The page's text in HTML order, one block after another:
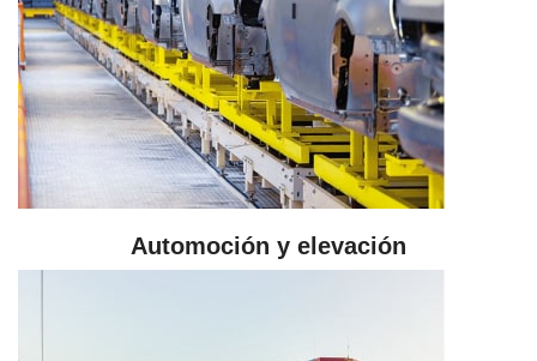
Automoción y elevación